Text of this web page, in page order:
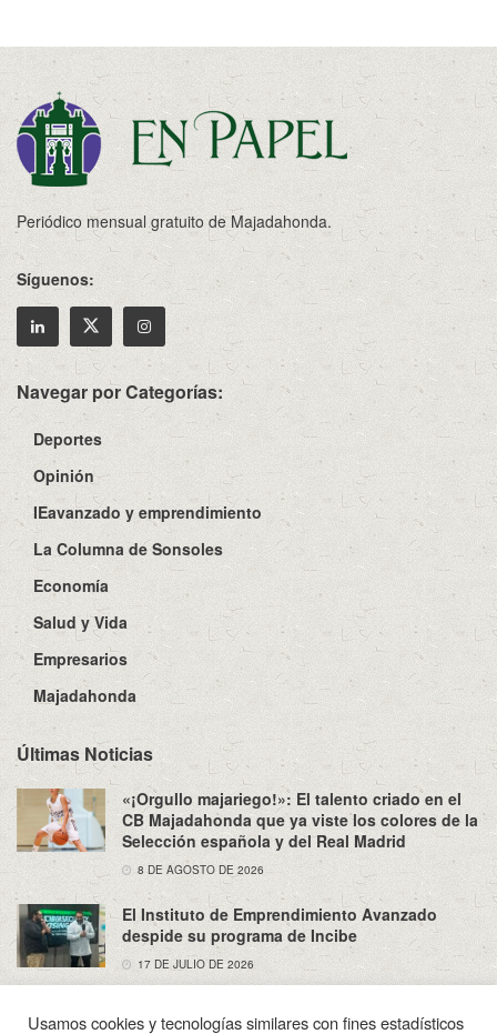
Periódico mensual gratuito de Majadahonda.
Síguenos:
Navegar por Categorías:
Deportes
Opinión
IEavanzado y emprendimiento
La Columna de Sonsoles
Economía
Salud y Vida
Empresarios
Majadahonda
Últimas Noticias
«¡Orgullo majariego!»: El talento criado en el
CB Majadahonda que ya viste los colores de la
Selección española y del Real Madrid
8 DE AGOSTO DE 2026
El Instituto de Emprendimiento Avanzado
despide su programa de Incibe
17 DE JULIO DE 2026
Usamos cookies y tecnologías similares con fines estadísticos